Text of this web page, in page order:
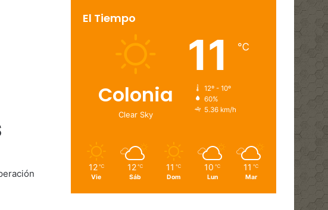
El Tiempo
Colonia
Clear Sky
11 ℃
12º - 10º
60%
5.36 km/h
12 ℃
Vie
12 ℃
Sáb
11 ℃
Dom
10 ℃
Lun
11 ℃
Mar